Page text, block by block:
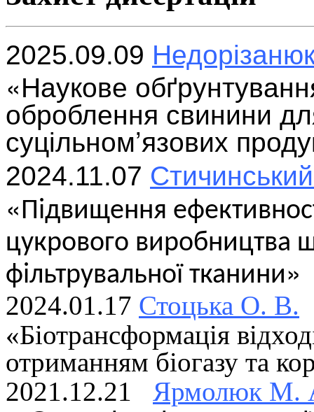
2025.09.09
«Наукове
оброблення свинини
суцільном’язових
2024.11.07
«Підвищення
цукрового виробництва
фільтрувальної тканини»
2024.01.17 Стоцька О. В.
«Біотрансформація
отриманням біогазу та
2021.12.21 Ярмолюк М.